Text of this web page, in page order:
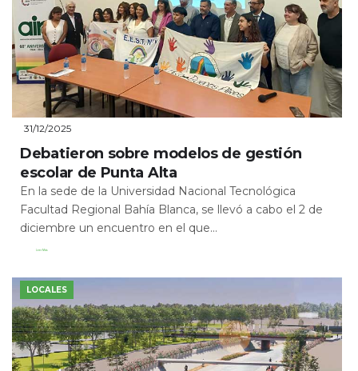
31/12/2025
Debatieron sobre modelos de gestión
escolar de Punta Alta
En la sede de la Universidad Nacional Tecnológica
Facultad Regional Bahía Blanca, se llevó a cabo el 2 de
diciembre un encuentro en el que...
Leer Más
LOCALES